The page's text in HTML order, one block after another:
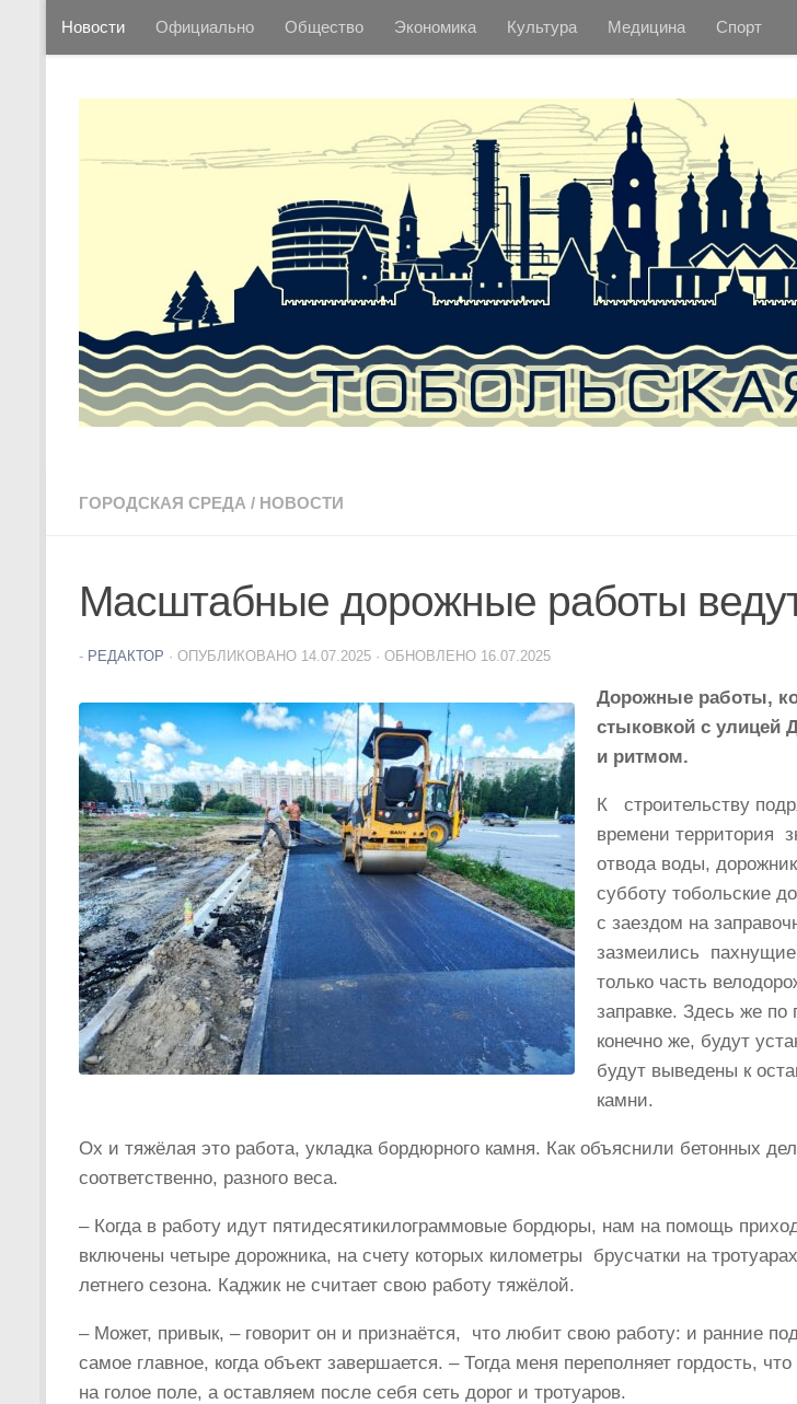
Перейти к содержимому
Новости Официально Общество Экономика Культура Медицина Спорт
ГОРОДСКАЯ СРЕДА / НОВОСТИ
Масштабные дорожные работы
- РЕДАКТОР · ОПУБЛИКОВАНО 14.07.2025 · ОБНОВЛЕНО 16.07.2025
Дорожные работы,
стыковкой с улицей
и ритмом.
К строительству
времени территория
отвода воды,
субботу тобольские
с заездом на
зазмеились
только часть
заправке. Здесь же
конечно же, будут
будут выведены к
камни.
Ох и тяжёлая это работа, укладка бордюрного камня. Как объяснили
соответственно, разного веса.
– Когда в работу идут пятидесятикилограммовые бордюры, нам на помощь
включены четыре дорожника, на счету которых километры брусчатки на
летнего сезона. Каджик не считает свою работу тяжёлой.
– Может, привык, – говорит он и признаётся, что любит свою работу: и ранние
самое главное, когда объект завершается. – Тогда меня переполняет
на голое поле, а оставляем после себя сеть дорог и тротуаров.